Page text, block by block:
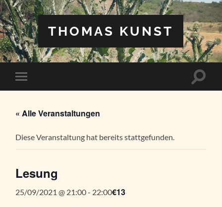
THOMAS KUNST
Mobile-
Menü
« Alle Veranstaltungen
Diese Veranstaltung hat bereits stattgefunden.
Lesung
25/09/2021 @ 21:00- 22:00€13